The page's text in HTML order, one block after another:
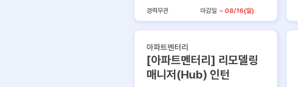
경력무관 마감일 ~ 08/16(일)
아파트멘터리
[아파트멘터리] 리모델링
매니저(Hub) 인턴